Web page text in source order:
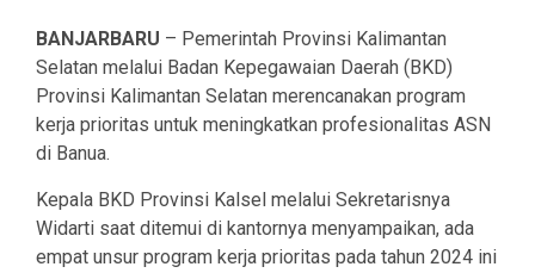
BANJARBARU – Pemerintah Provinsi Kalimantan
Selatan melalui Badan Kepegawaian Daerah (BKD)
Provinsi Kalimantan Selatan merencanakan program
kerja prioritas untuk meningkatkan profesionalitas ASN
di Banua.
Kepala BKD Provinsi Kalsel melalui Sekretarisnya
Widarti saat ditemui di kantornya menyampaikan, ada
empat unsur program kerja prioritas pada tahun 2024 ini